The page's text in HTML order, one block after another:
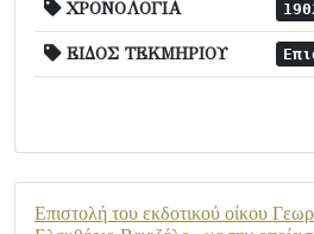
ΧΡΟΝΟΛΟΓΙΑ
ΕΙΔΟΣ ΤΕΚΜΗΡΙΟΥ
Επιστολή του εκδοτικού οίκου